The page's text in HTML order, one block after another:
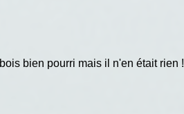
bien pourri mais il n'en était rien !